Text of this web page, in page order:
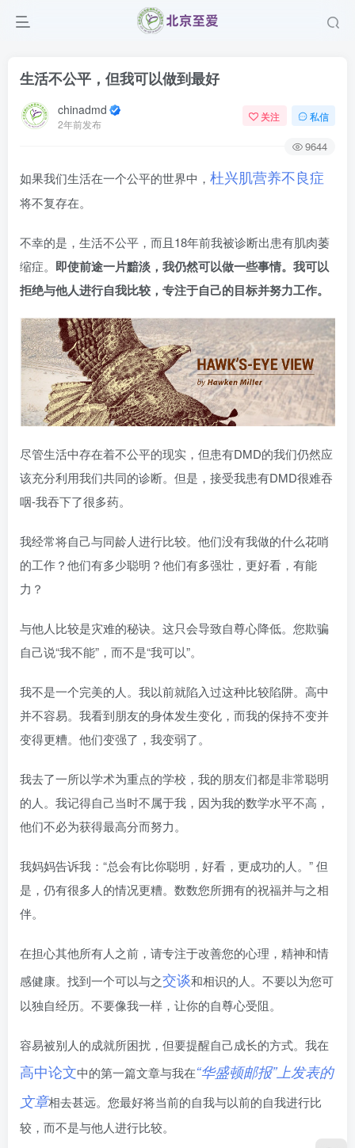
生活不公平，但我可以做到最好
chinadmd
2年前发布
关注 私信
9644
如果我们生活在一个公平的世界中， 杜兴肌营养不良症
将不复存在。
不幸的是，生活不公平，而且18年前我被诊断出患有肌肉萎
缩症。 即使前途一片黯淡，我仍然可以做一些事情。我可以
拒绝与他人进行自我比较，专注于自己的目标并努力工作。
尽管生活中存在着不公平的现实，但患有DMD的我们仍然应
该充分利用我们共同的诊断。但是，接受我患有DMD很难吞
咽-我吞下了很多药。
我经常将自己与同龄人进行比较。他们没有我做的什么花哨
的工作？他们有多少聪明？他们有多强壮，更好看，有能
力？
与他人比较是灾难的秘诀。这只会导致自尊心降低。您欺骗
自己说“我不能”，而不是“我可以”。
我不是一个完美的人。我以前就陷入过这种比较陷阱。高中
并不容易。我看到朋友的身体发生变化，而我的保持不变并
变得更糟。他们变强了，我变弱了。
我去了一所以学术为重点的学校，我的朋友们都是非常聪明
的人。我记得自己当时不属于我，因为我的数学水平不高，
他们不必为获得最高分而努力。
我妈妈告诉我：“总会有比你聪明，好看，更成功的人。” 但
是，仍有很多人的情况更糟。数数您所拥有的祝福并与之相
伴。
在担心其他所有人之前，请专注于改善您的心理，精神和情
感健康。找到一个可以与之交谈和相识的人。不要以为您可
以独自经历。不要像我一样，让你的自尊心受阻。
容易被别人的成就所困扰，但要提醒自己成长的方式。我在
高中论文中的第一篇文章与我在“华盛顿邮报”上发表的
文章相去甚远。您最好将当前的自我与以前的自我进行比
较，而不是与他人进行比较。